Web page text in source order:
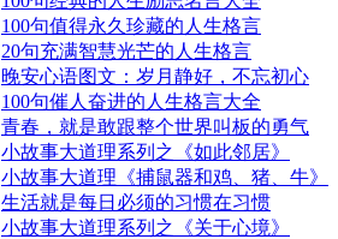
100句值得永久珍藏的人生格言
20句充满智慧光芒的人生格言
晚安心语图文：岁月静好，不忘初心
100句催人奋进的人生格言大全
青春，就是敢跟整个世界叫板的勇气
小故事大道理系列之《如此邻居》
小故事大道理《捕鼠器和鸡、猪、牛》
生活就是每日必须的习惯在习惯
小故事大道理系列之《关于心境》